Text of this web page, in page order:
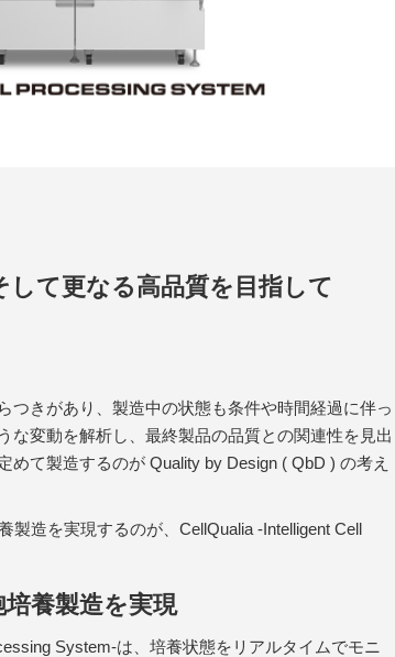
して更なる高品質を目指して
つきがあり、製造中の状態も条件や時間経過に伴っ
な変動を解析し、最終製品の品質との関連性を見出
めて製造するのが Quality by Design ( QbD ) の考え
製造を実現するのが、CellQualia -Intelligent Cell
養製造を実現
System-は、培養状態をリアルタイムでモニ